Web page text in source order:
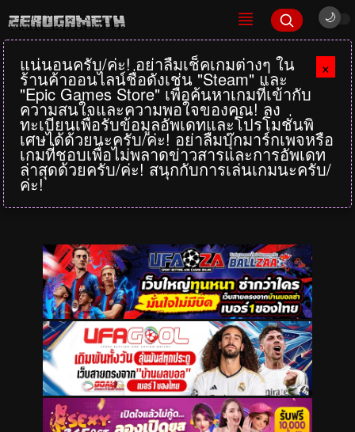
×
แน่นอนครับ/ค่ะ! อย่าลืมเช็คเกมต่างๆ ใน
ร้านค้าออนไลน์ชื่อดังเช่น "Steam" และ
"Epic Games Store" เพื่อค้นหาเกมที่เข้ากับ
ความสนใจและความพอใจของคุณ! ลง
ทะเบียนเพื่อรับข้อมูลอัพเดทและโปรโมชั่นพิ
เศษได้ด้วยนะครับ/ค่ะ! อย่าลืมบุ๊กมาร์กเพจหรือ
เกมที่ชอบเพื่อไม่พลาดข่าวสารและการอัพเดท
ล่าสุดด้วยครับ/ค่ะ! สนุกกับการเล่นเกมนะครับ/
ค่ะ!